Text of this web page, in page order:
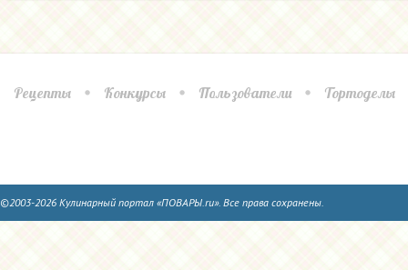
Рецепты Конкурсы Пользователи Тортоделы
©2003-2026 Кулинарный портал «ПОВАРЫ.ru». Все права сохранены.